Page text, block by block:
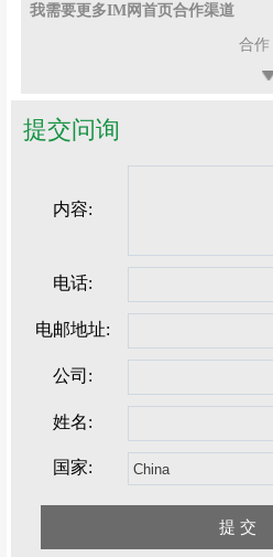
我需要更多IM网首页合作渠道
合作
提交问询
内容:
电话:
电邮地址:
公司:
姓名:
国家: